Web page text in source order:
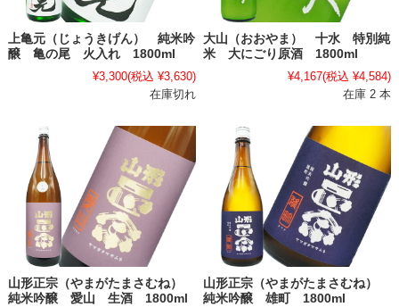
上亀元（じょうきげん） 純米吟
醸 亀の尾 火入れ 1800ml
¥3,300(税込 ¥3,630)
在庫切れ
大山（おおやま） 十水 特別純
米 大にごり原酒 1800ml
¥4,167(税込 ¥4,584)
在庫 2 本
山形正宗（やまがたまさむね）
純米吟醸 愛山 生酒 1800ml
山形正宗（やまがたまさむね）
純米吟醸 雄町 1800ml